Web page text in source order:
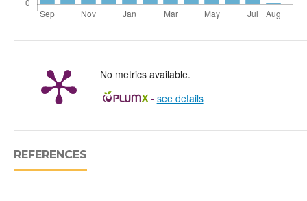
No metrics available.
- see details
REFERENCES